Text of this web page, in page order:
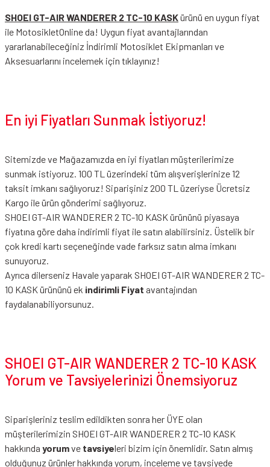
SHOEI GT-AIR WANDERER 2 TC-10 KASKürünü en uygun fiyat
ile MotosikletOnline da! Uygun fiyat avantajlarından
yararlanabileceğiniz İndirimli Motosiklet Ekipmanları ve
Aksesuarlarını incelemek için tıklayınız!
En iyi Fiyatları Sunmak İstiyoruz!
Sitemizde ve Mağazamızda en iyi fiyatları müşterilerimize
sunmak istiyoruz. 100 TL üzerindeki tüm alışverişlerinize 12
taksit imkanı sağlıyoruz! Siparişiniz 200 TL üzeriyse Ücretsiz
Kargo ile ürün gönderimi sağlıyoruz.
SHOEI GT-AIR WANDERER 2 TC-10 KASK ürününü piyasaya
fiyatına göre daha indirimli fiyat ile satın alabilirsiniz. Üstelik bir
çok kredi kartı seçeneğinde vade farksız satın alma imkanı
sunuyoruz.
Ayrıca dilerseniz Havale yaparak SHOEI GT-AIR WANDERER 2 TC-
10 KASK ürününü ek indirimli Fiyat avantajından
faydalanabiliyorsunuz.
SHOEI GT-AIR WANDERER 2 TC-10 KASK
Yorum ve Tavsiyelerinizi Önemsiyoruz
Siparişleriniz teslim edildikten sonra her ÜYE olan
müşterilerimizin SHOEI GT-AIR WANDERER 2 TC-10 KASK
hakkında yorumve tavsiyeleri bizim için önemlidir. Satın almış
olduğunuz ürünler hakkında yorum, inceleme ve tavsiyede